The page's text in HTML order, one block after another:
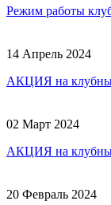
Режим работы
14 Апрель 2024
АКЦИЯ на
02 Март 2024
АКЦИЯ на
20 Февраль 2024